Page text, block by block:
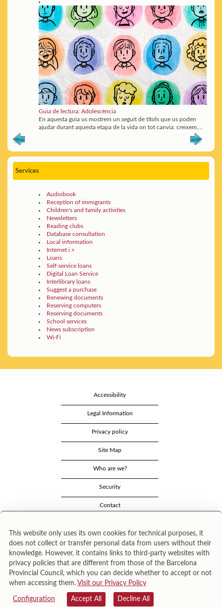
Guia de lectura: Adolescència
En aquesta guia us mostrem un seguit de títols que us poden
ajudar durant aquesta etapa de la vida on tot canvia: creixem,...
Services
Audiobook
Reception of immigrants
Children's and family activities
Newsletters
Reading clubs
Database consultation
Local information
Internet i +
Loans
Self-service loans
Digital Loan Service
Interlibrary loans
Suggest a purchase
Renewing documents
Reserving computers
Reserving documents
School services
News subscription
Wi-Fi
Accessibility
Legal Information
Privacy policy
Site Map
Who are we?
Security
Contact
Área de Cultura – Gerència de Serveis de Biblioteques. Zamora, 73. 08018 Barcelona. Tel:
943 022 222.
© Il·lustracions: Txesco Montalt · Esther Pradell · Agustín Comotto · David Maynar · Pam
This website only uses its own cookies for technical purposes, it
does not collect or transfer personal data from users without their
knowledge. However, it contains links to third-party websites with
privacy policies that are different from those of the Barcelona
Provincial Council, which you can decide whether to accept or not
when accessing them. Visit our Privacy Policy
Configuration Accept All Decline All